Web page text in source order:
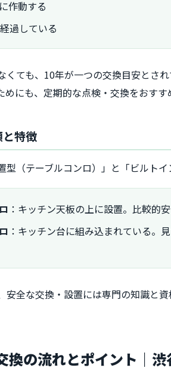
作動する
過している
くても、10年が一つの交換目安とさ
にも、定期的な点検・交換をおすす
特徴
型（テーブルコンロ）」と「ビルト
：キッチン天板の上に設置。比較的
：キッチン台に組み込まれている。
安全な交換・設置には専門の知識と
換の流れとポイント｜